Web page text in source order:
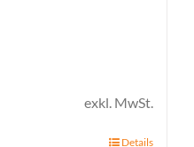
exkl. MwSt.
Details